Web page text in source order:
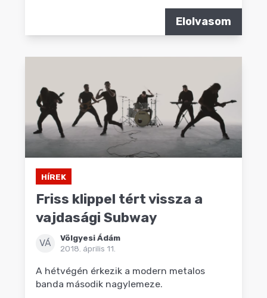
Elolvasom
HÍREK
Friss klippel tért vissza a
vajdasági Subway
VÁ
Völgyesi Ádám
2018. április 11.
A hétvégén érkezik a modern metalos
banda második nagylemeze.